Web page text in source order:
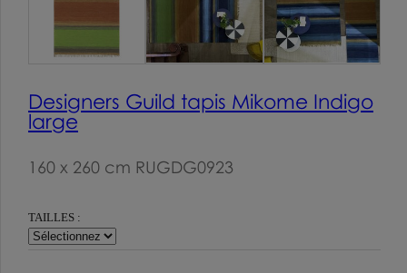
Designers Guild tapis Mikome Indigo
large
160 x 260 cm RUGDG0923
TAILLES :